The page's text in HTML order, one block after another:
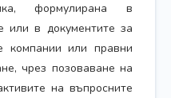
формулирана в
или в документите за
компании или правни
чрез позоваване на
на въпросните